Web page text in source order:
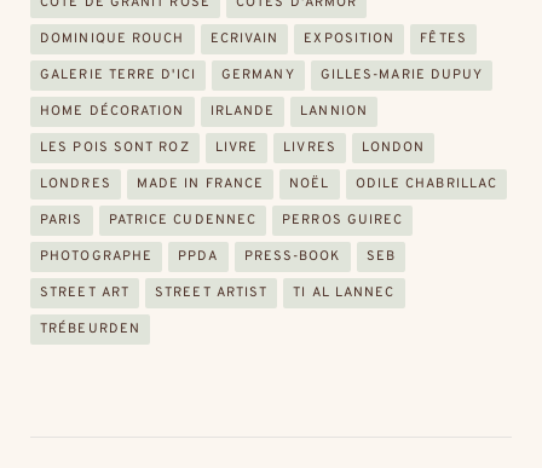
DOMINIQUE ROUCH ECRIVAIN EXPOSITION FÊTES
GALERIE TERRE D'ICI GERMANY GILLES-MARIE DUPUY
HOME DÉCORATION IRLANDE LANNION
LES POIS SONT ROZ LIVRE LIVRES LONDON
LONDRES MADE IN FRANCE NOËL ODILE CHABRILLAC
PARIS PATRICE CUDENNEC PERROS GUIREC
PHOTOGRAPHE PPDA PRESS-BOOK SEB
STREET ART STREET ARTIST TI AL LANNEC
TRÉBEURDEN